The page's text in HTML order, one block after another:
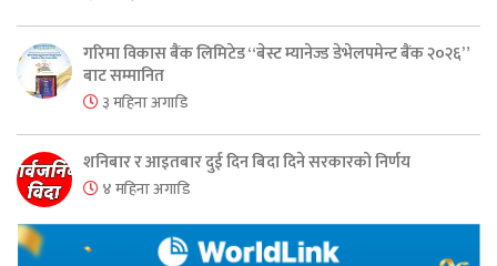
गरिमा विकास बैंक लिमिटेड “बेस्ट म्यानेज्ड डेभेलपमेन्ट बैंक २०२६”
बाट सम्मानित
३ महिना अगाडि
शनिबार र आइतबार दुई दिन बिदा दिने सरकारको निर्णय
४ महिना अगाडि